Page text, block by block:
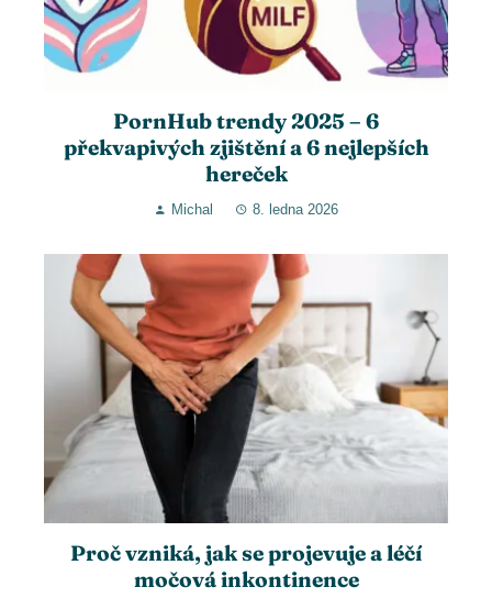
PornHub trendy 2025 – 6
překvapivých zjištění a 6 nejlepších
hereček
Michal 8. ledna 2026
Proč vzniká, jak se projevuje a léčí
močová inkontinence